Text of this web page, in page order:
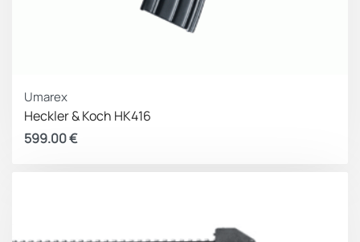
Umarex
Heckler & Koch HK416
599.00€